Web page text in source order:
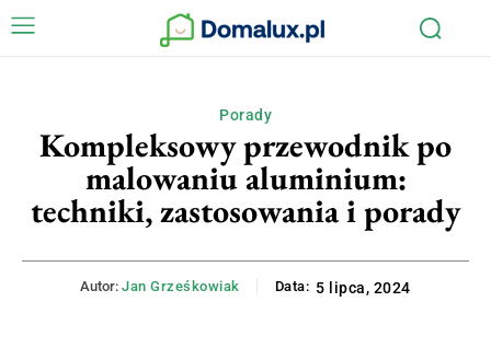
Porady
Kompleksowy przewodnik po
malowaniu aluminium:
techniki, zastosowania i porady
Autor: Jan Grześkowiak Data: 5 lipca, 2024